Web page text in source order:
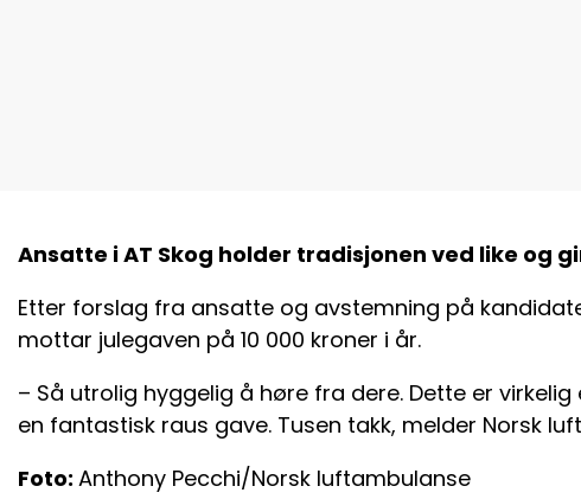
Ansatte i AT Skog holder tradisjonen ved like og
Etter forslag fra ansatte og avstemning på
mottar julegaven på 10 000 kroner i år.
– Så utrolig hyggelig å høre fra dere. Dette er
en fantastisk raus gave. Tusen takk, melder Norsk
Foto: Anthony Pecchi/Norsk luftambulanse